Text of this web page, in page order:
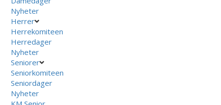
Nyheter
Herrer
Herrekomiteen
Herredager
Nyheter
Seniorer
Seniorkomiteen
Seniordager
Nyheter